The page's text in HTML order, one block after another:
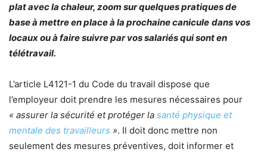
plat avec la chaleur, zoom sur quelques pratiques de
base à mettre en place à la prochaine canicule dans vos
locaux ou à faire suivre par vos salariés qui sont en
télétravail.
L’article L4121-1 du Code du travail dispose que
l’employeur doit prendre les mesures nécessaires pour
« assurer la sécurité et protéger la santé physique et
mentale des travailleurs ». Il doit donc mettre non
seulement des mesures préventives, doit informer et